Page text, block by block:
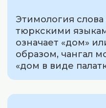
Этимология слова
тюркскими
означает «дом»
образом, чангал
«дом в виде